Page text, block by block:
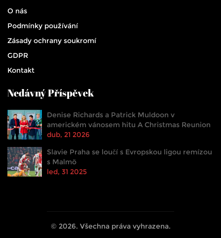
O nás
Podmínky používání
Zásady ochrany soukromí
GDPR
Kontakt
Nedávný Příspěvek
Denise Richards a Patrick Muldoon v
americkém vánosem hitu A Christmas Reunion
dub, 21 2026
Slavie Praha se loučí s Evropskou ligou remízou
s Malmö
led, 31 2025
© 2026. Všechna práva vyhrazena.